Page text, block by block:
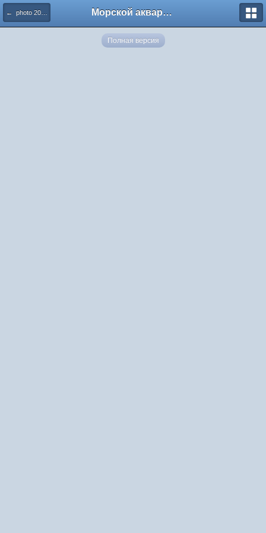
← photo 2018 12 12 13 22 09 Морской аквариум. Форумы ReefCentral.ru
Полная версия